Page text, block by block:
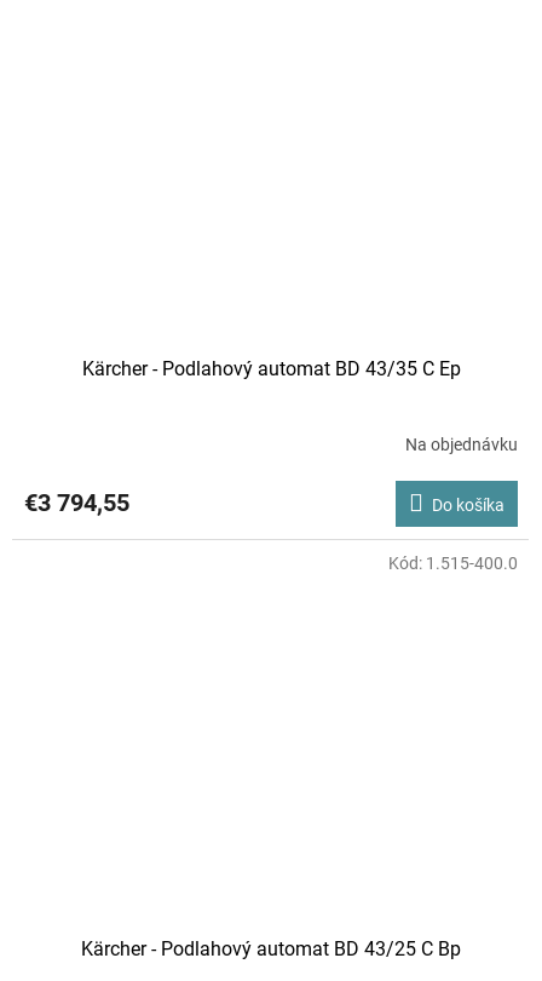
Kärcher - Podlahový automat BD 43/35 C Ep
Na objednávku
€3 794,55 Do košíka
Kärcher - Podlahový automat BD 43/25 C Bp
Kód: 1.515-400.0